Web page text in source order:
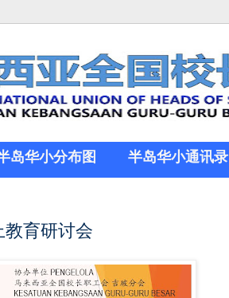
岛华小分布图 半岛华小通讯录
育研讨会